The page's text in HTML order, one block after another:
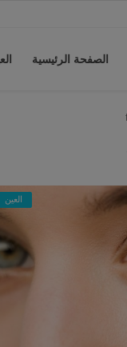
الصفحة الرئيسية
العين